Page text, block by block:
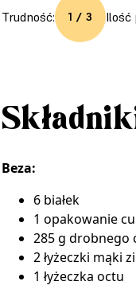
Trudność: 1 / 3 Ilość
Beza:
6 białek
1 opakowanie
285 g drobnego
2 łyżeczki mąki
1 łyżeczka octu